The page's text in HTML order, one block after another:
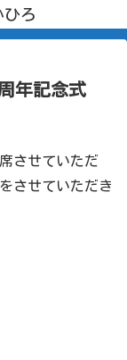
ろ
年記念式
させていただ
させていただき